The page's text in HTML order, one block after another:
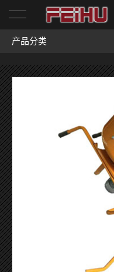
产品分类
首页
关于我们
服务与支持